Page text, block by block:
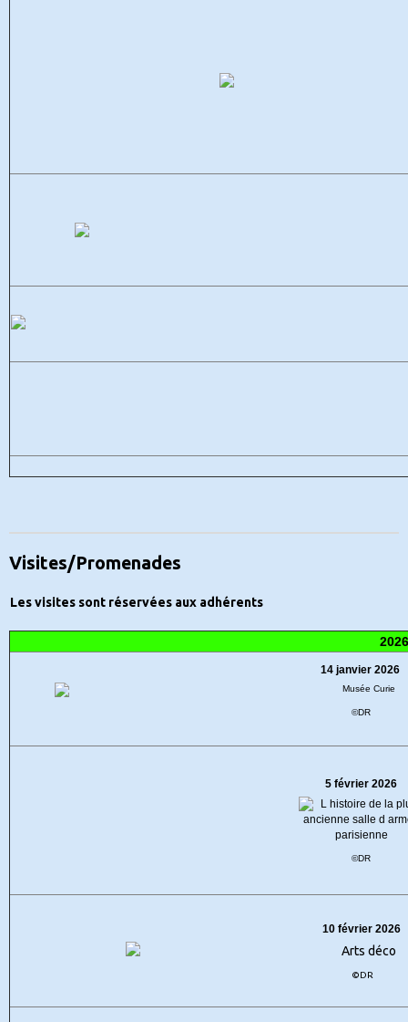
Visites/Promenades
Les visites sont réservées aux adhérents
2026
14 janvier 2026
©DR
5 février 2026
©DR
10 février 2026
©DR